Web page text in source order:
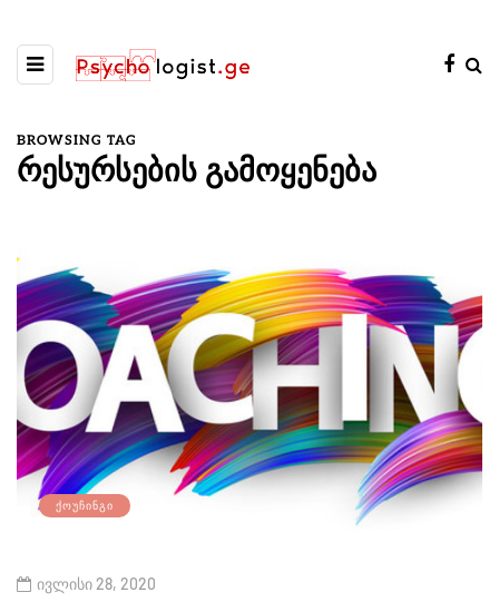
BROWSING TAG
რესურსების გამოყენება
ᲥᲝᲣᲩᲘᲜᲒᲘ
ივლისი 28, 2020